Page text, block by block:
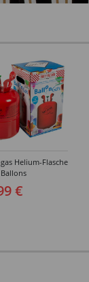
Helium-Flasche
€